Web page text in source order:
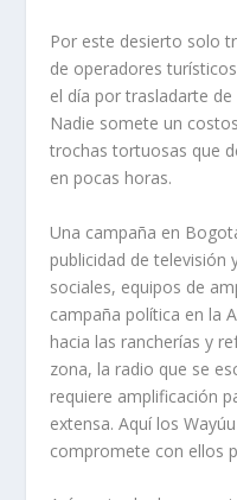
Por este desierto solo
de operadores
el día por trasladarte de
Nadie somete un
trochas tortuosas que
en pocas horas.
Una campaña en
publicidad de televisión
sociales, equipos de
campaña política en la
hacia las rancherías y
zona, la radio que se
requiere amplificación
extensa. Aquí los
compromete con ellos